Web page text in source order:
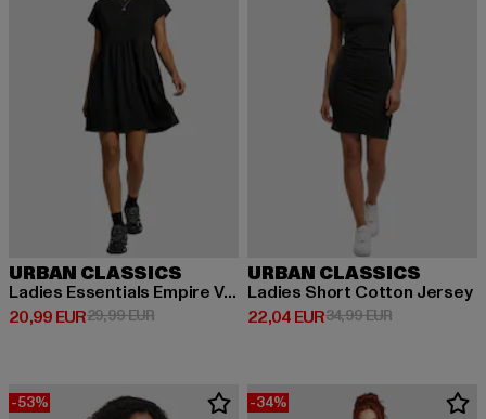
URBAN CLASSICS
Ladies Essentials Empire Valance
20,99 EUR
Derzeitiger Preis: 20,99 EUR
29,99 EURAktionspreis: 29,99 EUR
URBAN CLASSICS
Ladies Short Cotton Jersey
22,04 EUR
Derzeitiger Preis: 22,04 EUR
34,99 EURAktionspreis:
-53% -34%